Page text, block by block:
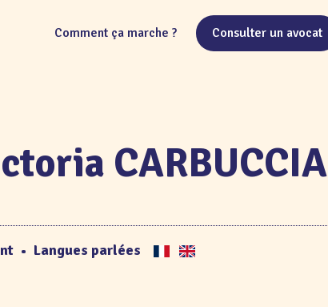
Comment ça marche ? Consulter un avocat
CARBUCCIA
• Langues parlées